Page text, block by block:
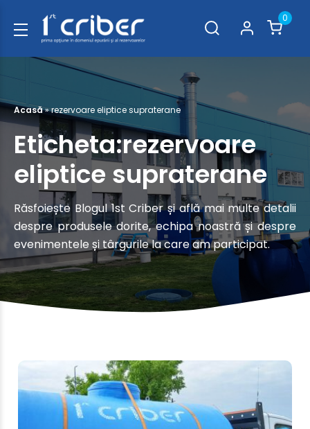
0
Acasă»rezervoare eliptice supraterane
Eticheta:rezervoare
eliptice supraterane
Răsfoiește Blogul 1st Criber și află mai multe detalii
despre produsele dorite, echipa noastră și despre
evenimentele și târgurile la care am participat.